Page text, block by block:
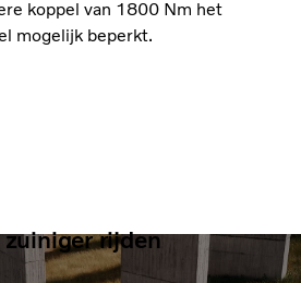
koppel van 1800 Nm het
mogelijk beperkt.
rijden